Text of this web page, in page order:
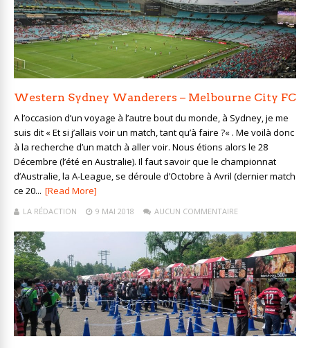
Western Sydney Wanderers – Melbourne City FC
A l’occasion d’un voyage à l’autre bout du monde, à Sydney, je me
suis dit « Et si j’allais voir un match, tant qu’à faire ?« . Me voilà donc
à la recherche d’un match à aller voir. Nous étions alors le 28
Décembre (l’été en Australie). Il faut savoir que le championnat
d’Australie, la A-League, se déroule d’Octobre à Avril (dernier match
ce 20... [Read More]
LA RÉDACTION 9 MAI 2018 AUCUN COMMENTAIRE